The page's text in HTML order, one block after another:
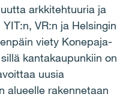
arkkitehtuuria ja
VR:n ja Helsingin
viety Konepaja-
kantakaupunkiin on
uusia
alueelle rakennetaan